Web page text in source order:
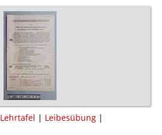
Lehrtafel | Leibesübung |